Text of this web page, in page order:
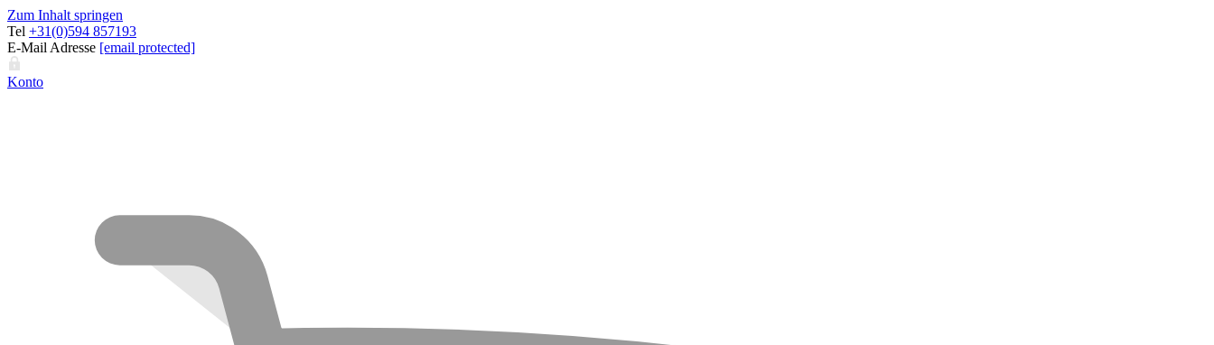
Zum Inhalt springen
Tel +31(0)594 857193
E-Mail Adresse [email protected]
Konto